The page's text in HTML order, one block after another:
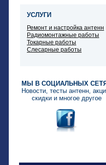
УСЛУГИ
Ремонт и настройка антенн
Радиомонтажные работы
Токарные работы
Слесарные работы
МЫ В СОЦИАЛЬНЫХ
Новости, тесты антенн,
скидки и многое другое